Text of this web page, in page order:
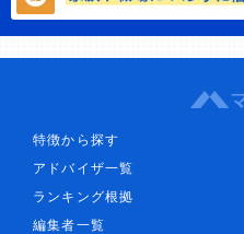
特徴から探す
アドバイザ一覧
ランキング根拠
編集者一覧